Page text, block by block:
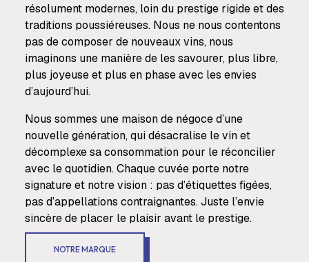
résolument modernes, loin du prestige rigide et des
traditions poussiéreuses. Nous ne nous contentons
pas de composer de nouveaux vins, nous
imaginons une manière de les savourer, plus libre,
plus joyeuse et plus en phase avec les envies
d’aujourd’hui.
Nous sommes une maison de négoce d’une
nouvelle génération, qui désacralise le vin et
décomplexe sa consommation pour le réconcilier
avec le quotidien. Chaque cuvée porte notre
signature et notre vision : pas d’étiquettes figées,
pas d’appellations contraignantes. Juste l’envie
sincère de placer le plaisir avant le prestige.
NOTRE MARQUE